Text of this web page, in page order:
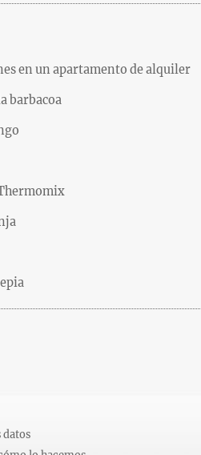
en un apartamento de alquiler
barbacoa
datos